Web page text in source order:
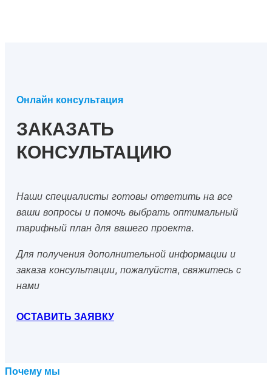
Онлайн консультация
ЗАКАЗАТЬ
КОНСУЛЬТАЦИЮ
Наши специалисты готовы ответить на все
ваши вопросы и помочь выбрать оптимальный
тарифный план для вашего проекта.
Для получения дополнительной информации и
заказа консультации, пожалуйста, свяжитесь с
нами
ОСТАВИТЬ ЗАЯВКУ
Почему мы